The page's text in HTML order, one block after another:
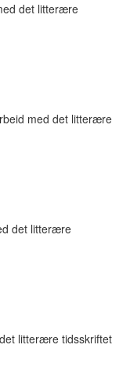
det litterære
med det litterære
det litterære
litterære tidsskriftet